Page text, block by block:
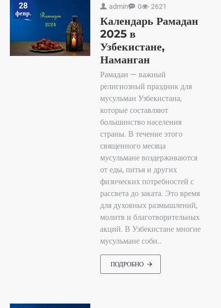
28
февр.
admin 0 2621
Календарь Рамадан
2025 в
Узбекистане,
Наманган
Рамадан — важный
религиозный праздник для
мусульман Узбекистана,
которые составляют
большинство населения
страны. В течение этого
священного месяца
мусульмане воздерживаются
от еды, питья и других
физических потребностей с
рассвета до заката. Это время
для духовных размышлений,
молитв и благотворительных
акций. В Узбекистане многие
мусульмане соби..
ПОДРОБНО